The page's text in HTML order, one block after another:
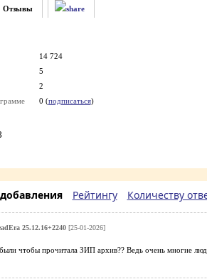
Отзывы
14 724
5
2
0 (подписаться)
Рейтингу Количеству
25.12.16+2240[25-01-2026]
чтобы прочитала ЗИП архив?? Ведь очень многие